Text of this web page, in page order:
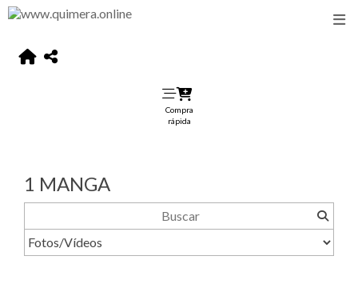
Compra
rápida
1 MANGA